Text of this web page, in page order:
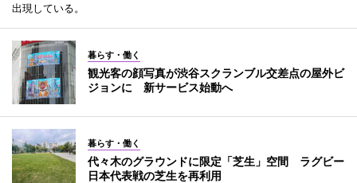
出現している。
暮らす・働く
観光客の顔写真が渋谷スクランブル交差点の屋外ビ
ジョンに 新サービス始動へ
暮らす・働く
代々木のグラウンドに限定「芝生」空間 ラグビー
日本代表戦の芝生を再利用